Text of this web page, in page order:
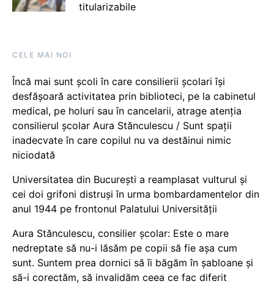
titularizabile
CELE MAI NOI
Încă mai sunt școli în care consilierii școlari își
desfășoară activitatea prin biblioteci, pe la cabinetul
medical, pe holuri sau în cancelarii, atrage atenția
consilierul școlar Aura Stănculescu / Sunt spații
inadecvate în care copilul nu va destăinui nimic
niciodată
Universitatea din București a reamplasat vulturul și
cei doi grifoni distruși în urma bombardamentelor din
anul 1944 pe frontonul Palatului Universității
Aura Stănculescu, consilier școlar: Este o mare
nedreptate să nu-i lăsăm pe copii să fie așa cum
sunt. Suntem prea dornici să îi băgăm în șabloane și
să-i corectăm, să invalidăm ceea ce fac diferit